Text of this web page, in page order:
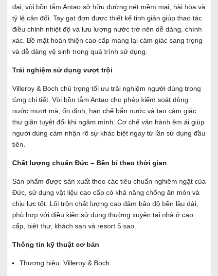
đại, vòi bồn tắm Antao sở hữu đường nét mềm mại, hài hòa và
tỷ lệ cân đối. Tay gạt đơn được thiết kế tinh giản giúp thao tác
điều chỉnh nhiệt độ và lưu lượng nước trở nên dễ dàng, chính
xác. Bề mặt hoàn thiện cao cấp mang lại cảm giác sang trọng
và dễ dàng vệ sinh trong quá trình sử dụng.
Trải nghiệm sử dụng vượt trội
Villeroy & Boch chú trọng tối ưu trải nghiệm người dùng trong
từng chi tiết. Vòi bồn tắm Antao cho phép kiểm soát dòng
nước mượt mà, ổn định, hạn chế bắn nước và tạo cảm giác
thư giãn tuyệt đối khi ngâm mình. Cơ chế vận hành êm ái giúp
người dùng cảm nhận rõ sự khác biệt ngay từ lần sử dụng đầu
tiên.
Chất lượng chuẩn Đức – Bền bỉ theo thời gian
Sản phẩm được sản xuất theo các tiêu chuẩn nghiêm ngặt của
Đức, sử dụng vật liệu cao cấp có khả năng chống ăn mòn và
chịu lực tốt. Lõi trộn chất lượng cao đảm bảo độ bền lâu dài,
phù hợp với điều kiện sử dụng thường xuyên tại nhà ở cao
cấp, biệt thự, khách sạn và resort 5 sao.
Thông tin kỹ thuật cơ bản
Thương hiệu: Villeroy & Boch